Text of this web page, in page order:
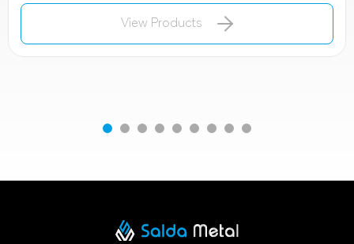
View Products